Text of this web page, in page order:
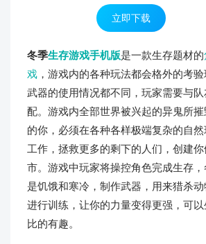
立即下载
冬季生存游戏手机版是一款生存题材的
戏 ，游戏内的各种玩法都会格外的考
武器的使用情况都不同，玩家需要与
配。游戏内全部世界被兴起的异鬼所
的你，必须在各种各样极端复杂的自
工作，拯救更多的剩下的人们，创建
市。游戏中玩家将操控角色完成生存
是饥饿和寒冷，制作武器，用来猎杀
进行训练，让你的力量变得更强，可
比的有趣。